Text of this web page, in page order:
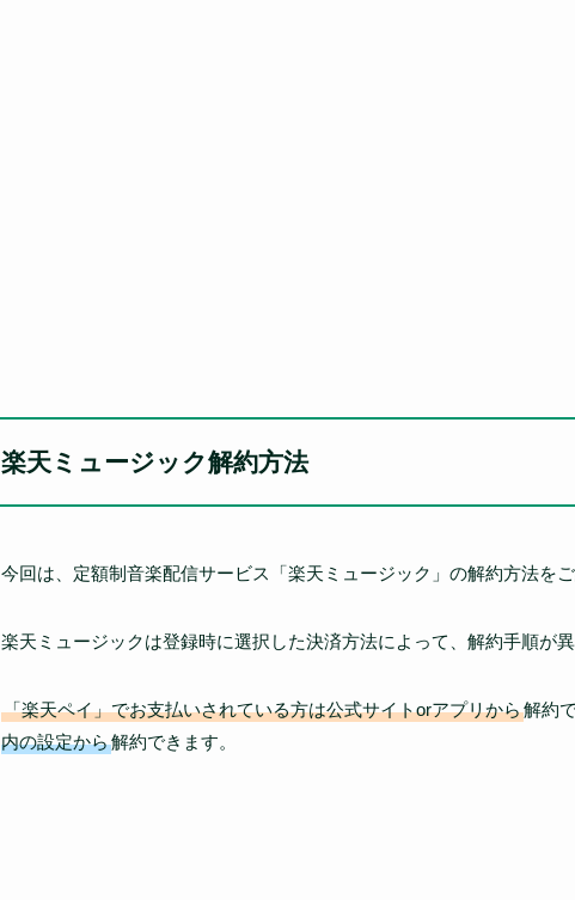
楽天ミュージック解約方法
今回は、定額制音楽配信サービス「楽天ミュージック」の解約方法をご
楽天ミュージックは登録時に選択した決済方法によって、解約手順が
「楽天ペイ」でお支払いされている方は公式サイトorアプリから解約で
内の設定から解約できます。